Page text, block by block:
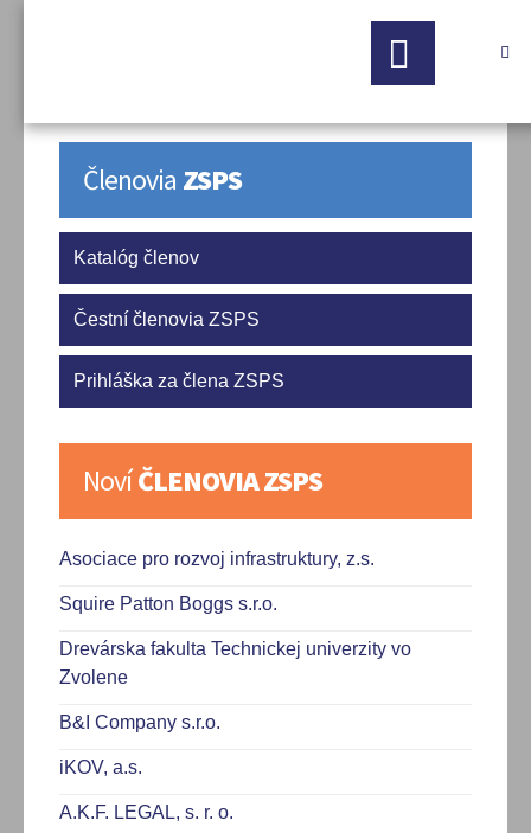

Členovia ZSPS
Katalóg členov
Čestní členovia ZSPS
Prihláška za člena ZSPS
NovíČLENOVIA ZSPS
Asociace pro rozvoj infrastruktury, z.s.
Squire Patton Boggs s.r.o.
Drevárska fakulta Technickej univerzity vo
Zvolene
B&I Company s.r.o.
iKOV, a.s.
A.K.F. LEGAL, s. r. o.